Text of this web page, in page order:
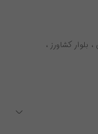
بلوار کشاورز ،